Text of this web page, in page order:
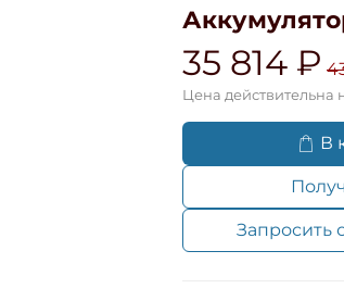
35 814 ₽
Цена действительна
В
Запросить